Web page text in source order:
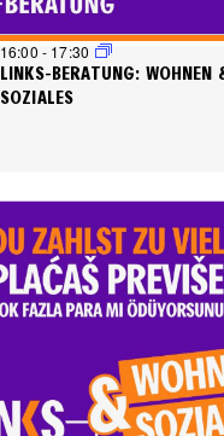
LINKS-BERATUNG: WOHNEN
SOZIALES
16:00 - 17:30